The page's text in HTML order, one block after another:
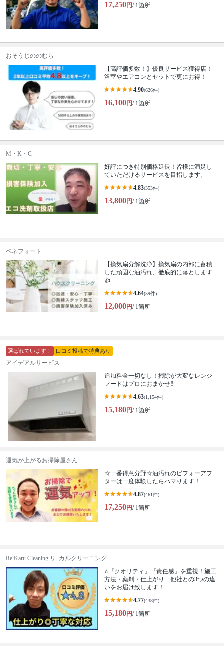
17,250円/ 1箇所
おそうじののむら
【高評価多数！】優良サービス獲得店！
浴室やエアコンとセットで更にお得！
4.90(626件)
16,100円/ 1箇所
M・K・C
好評につき特別価格延長！皆様に満足し
ていただけるサービスを目指します。
4.83(353件)
13,800円/ 1箇所
ベネフォート
【換気扇分解洗浄】換気扇の内部に蓄積
した頑固な油汚れ、徹底的に落とします
👍
4.64(59件)
12,000円/ 1箇所
選ばれています！ 口コミ投稿で特典あり
アイデアルサービス
追加料金一切なし！掃除が大変なレンジ
フードはプロにおまかせ‼︎
4.63(1,154件)
15,180円/ 1箇所
運氣が上がるお掃除屋さん
☆一番得意分野☆油汚れのビフォーアフ
ターは一度体験したらハマります！
4.87(461件)
17,250円/ 1箇所
Re:Karu Cleaning リ･カルクリーニング
⭐『クオリティ』『責任感』を重視！施工
方法・薬剤・仕上がり 他社との3つの違
いをお届け致します！
4.77(438件)
15,180円/ 1箇所